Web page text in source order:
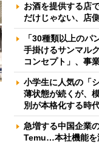
お酒を提供する店
だけじゃない、店
「30種類以上の
手掛けるサンマル
コンセプト」、事
小学生に人気の「
薄状態が続くが、
別が本格化する時代
急増する中国企業
Temu…本社機能を